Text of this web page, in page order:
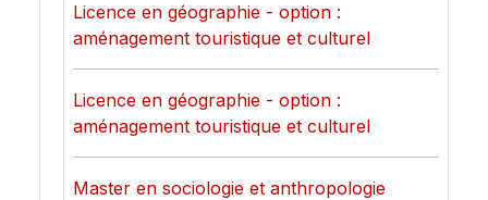
Licence en géographie - option :
aménagement touristique et culturel
Licence en géographie - option :
aménagement touristique et culturel
Master en sociologie et anthropologie